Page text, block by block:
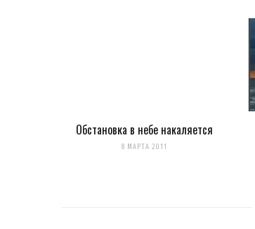
Обстановка в небе накаляется
8 МАРТА 2011